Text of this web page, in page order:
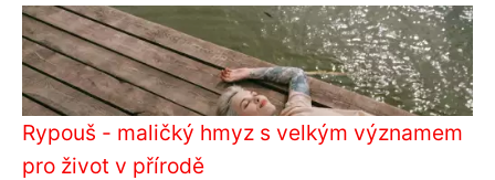
Rypouš - maličký hmyz s velkým významem
pro život v přírodě